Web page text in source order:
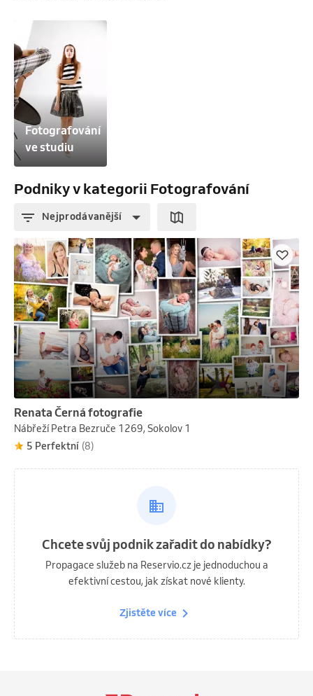
Fotografování
ve studiu
Podniky v kategorii Fotografování
Nejprodávanější
Renata Černá fotografie
Nábřeží Petra Bezruče 1269, Sokolov 1
5 Perfektní (8)
Chcete svůj podnik zařadit do nabídky?
Propagace služeb na Reservio.cz je jednoduchou a
efektivní cestou, jak získat nové klienty.
Zjistěte více